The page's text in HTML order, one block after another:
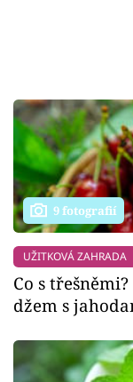
9 fotografií
UŽITKOVÁ ZAHRADA
Co s
džem s